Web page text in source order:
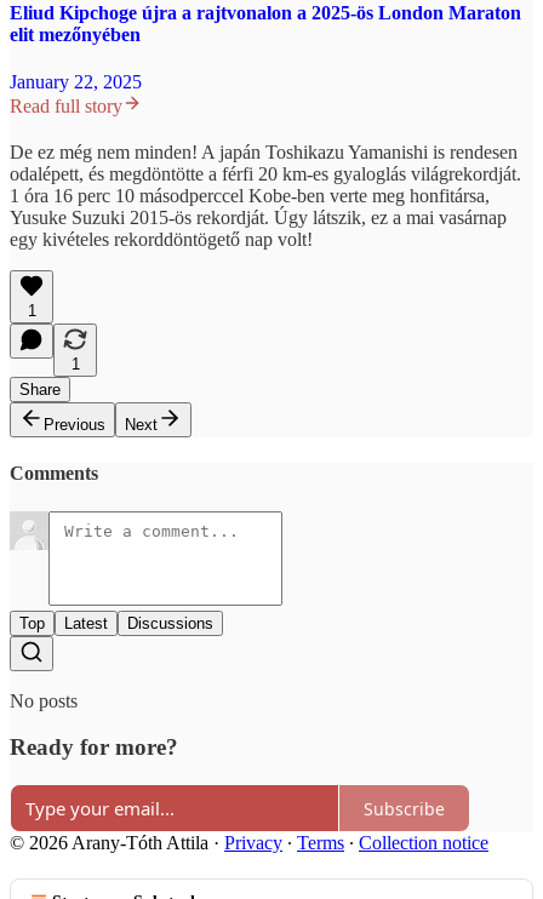
Eliud Kipchoge újra a rajtvonalon a 2025-ös London Maraton
elit mezőnyében
January 22, 2025
Read full story
De ez még nem minden! A japán Toshikazu Yamanishi is rendesen
odalépett, és megdöntötte a férfi 20 km-es gyaloglás világrekordját.
1 óra 16 perc 10 másodperccel Kobe-ben verte meg honfitársa,
Yusuke Suzuki 2015-ös rekordját. Úgy látszik, ez a mai vasárnap
egy kivételes rekorddöntögető nap volt!
1
1
Share
Previous
Next
Comments
Top Latest Discussions
No posts
Ready for more?
Subscribe
© 2026 Arany-Tóth Attila · Privacy ∙ Terms ∙ Collection notice